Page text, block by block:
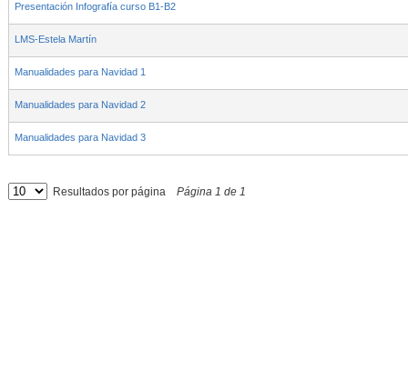
Presentación Infografía curso B1-B2
LMS-Estela Martín
Manualidades para Navidad 1
Manualidades para Navidad 2
Manualidades para Navidad 3
Resultados por página Página 1 de 1